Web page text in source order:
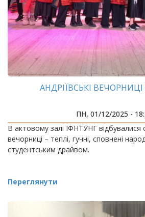
АНДРІЇВСЬКІ
ПН, 01/12/2025 -
В актовому залі ІФНТУНГ відбувалися
вечорниці – теплі, гучні, сповнені
студентським драйвом.
Переглянути